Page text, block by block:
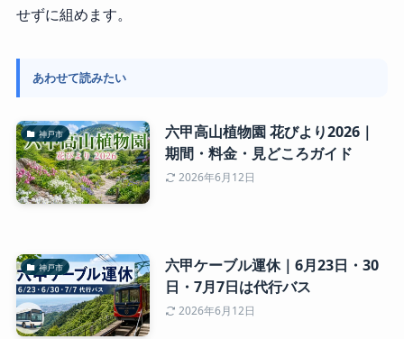
せずに組めます。
あわせて読みたい
神戸市
六甲高山植物園 花びより2026｜
期間・料金・見どころガイド
2026年6月12日
神戸市
六甲ケーブル運休｜6月23日・30
日・7月7日は代行バス
2026年6月12日